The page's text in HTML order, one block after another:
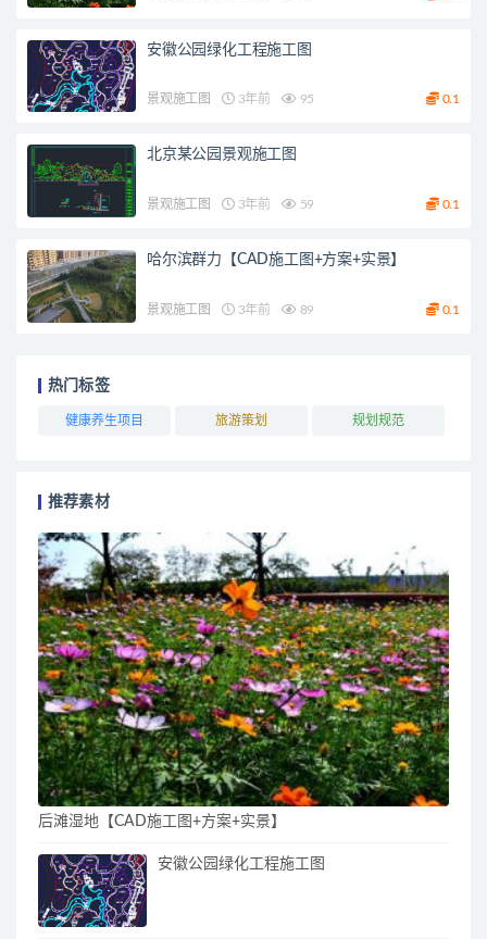
安徽公园绿化工程施工图
景观施工图 3年前 95 0.1
北京某公园景观施工图
景观施工图 3年前 59 0.1
哈尔滨群力【CAD施工图+方案+实景】
景观施工图 3年前 89 0.1
热门标签
健康养生项目 旅游策划 规划规范
推荐素材
后滩湿地【CAD施工图+方案+实景】
安徽公园绿化工程施工图